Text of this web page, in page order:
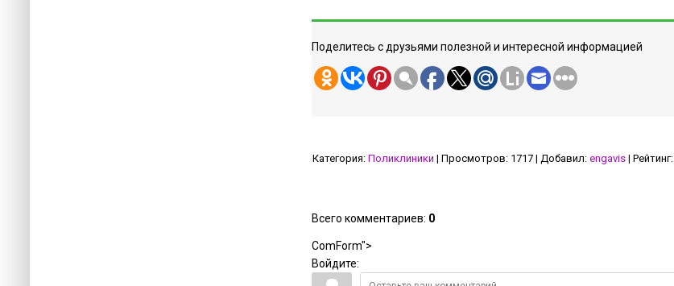
Поделитесь с друзьями полезной и интересной информацией
Категория: Поликлиники | Просмотров: 1717 | Добавил: engavis | Рейтинг:
Всего комментариев: 0
ComForm">
Войдите: